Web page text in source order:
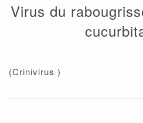
Virus du
(Crinivirus )